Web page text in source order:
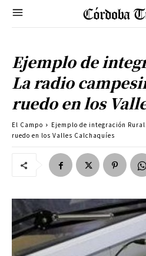
Ejemplo de
La radio
ruedo en los
El Campo
Ejemplo de integración
ruedo en los Valles Calchaquíes